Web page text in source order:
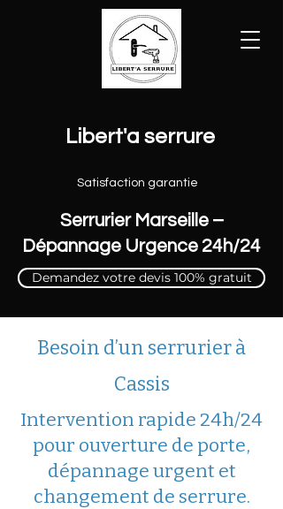
Satisfaction garantie
Libert'a serrure
Serrurier Marseille –
Dépannage Urgence 24h/24
Demandez votre devis 100% gratuit
Besoin d’un serrurier à
Cassis
Intervention rapide 24h/24
pour ouverture de porte,
dépannage urgent et
changement de serrure.